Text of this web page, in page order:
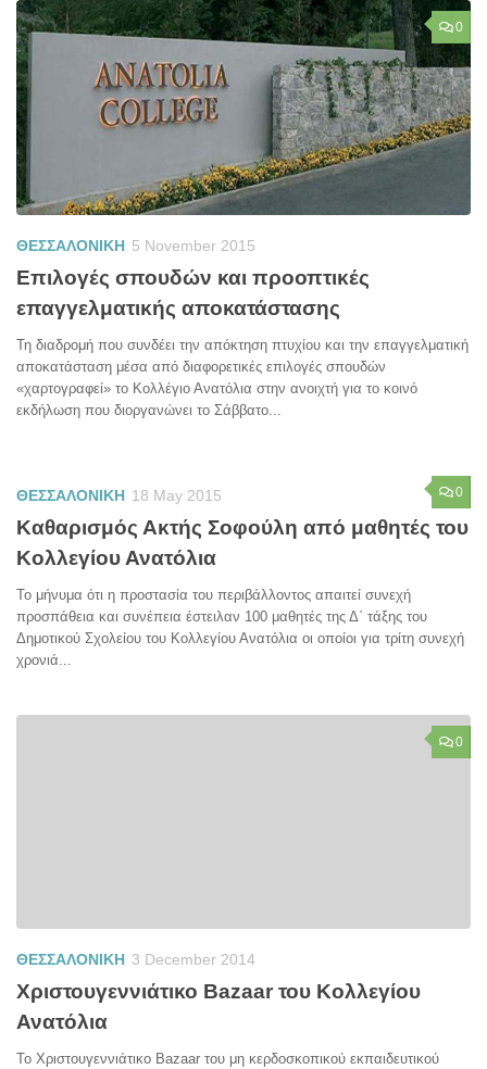
0
ΘΕΣΣΑΛΟΝΙΚΗ 5 November 2015
Επιλογές σπουδών και προοπτικές
επαγγελματικής αποκατάστασης
Τη διαδρομή που συνδέει την απόκτηση πτυχίου και την επαγγελματική
αποκατάσταση μέσα από διαφορετικές επιλογές σπουδών
«χαρτογραφεί» το Κολλέγιο Ανατόλια στην ανοιχτή για το κοινό
εκδήλωση που διοργανώνει το Σάββατο...
0
ΘΕΣΣΑΛΟΝΙΚΗ 18 May 2015
Καθαρισμός Ακτής Σοφούλη από μαθητές του
Κολλεγίου Ανατόλια
Το μήνυμα ότι η προστασία του περιβάλλοντος απαιτεί συνεχή
προσπάθεια και συνέπεια έστειλαν 100 μαθητές της Δ΄ τάξης του
Δημοτικού Σχολείου του Κολλεγίου Ανατόλια οι οποίοι για τρίτη συνεχή
χρονιά...
0
ΘΕΣΣΑΛΟΝΙΚΗ 3 December 2014
Χριστουγεννιάτικο Bazaar του Κολλεγίου
Ανατόλια
Το Χριστουγεννιάτικο Bazaar του μη κερδοσκοπικού εκπαιδευτικού